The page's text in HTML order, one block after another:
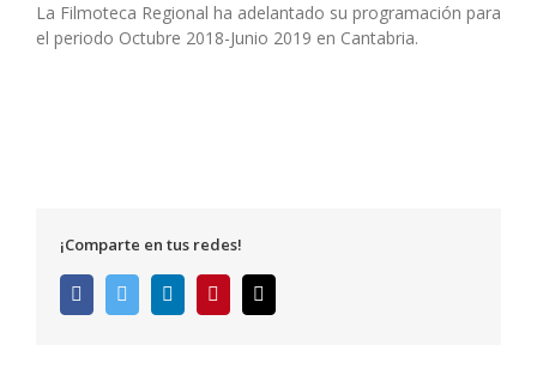
La Filmoteca Regional ha adelantado su programación para
el periodo Octubre 2018-Junio 2019 en Cantabria.
¡Comparte en tus redes!
FacebookTwitter LinkedInPinterest
electrónico